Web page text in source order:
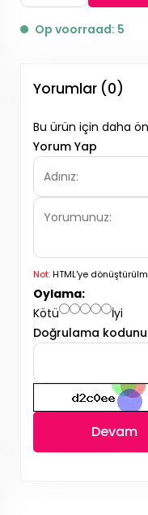
Op voorraad: 5
Yorumlar (0)
Bu ürün için daha
Yorum Yap
Not:HTML'ye
Oylama:
Kötü
İyi
Doğrulama
Devam